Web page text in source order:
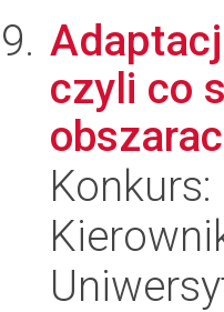
czyli co
Konkurs: